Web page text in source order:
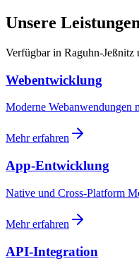
Unsere
Verfügbar in Raguhn-Jeßnitz
Webentwicklung
Moderne Webanwendungen
Mehr erfahren
App-Entwicklung
Native und Cross-Platform
Mehr erfahren
API-Integration